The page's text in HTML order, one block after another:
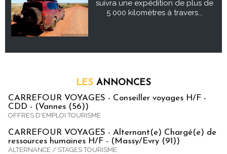
suivra une expédition de plus de
5 000 kilomètres à travers...
LES ANNONCES
CARREFOUR VOYAGES - Conseiller voyages H/F -
CDD - (Vannes (56))
OFFRES D'EMPLOI TOURISME
CARREFOUR VOYAGES - Alternant(e) Chargé(e) de
ressources humaines H/F - (Massy/Evry (91))
ALTERNANCE / STAGES TOURISME